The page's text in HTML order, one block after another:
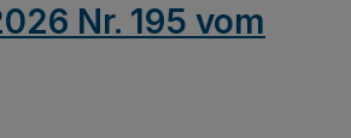
Nr. 195 vom